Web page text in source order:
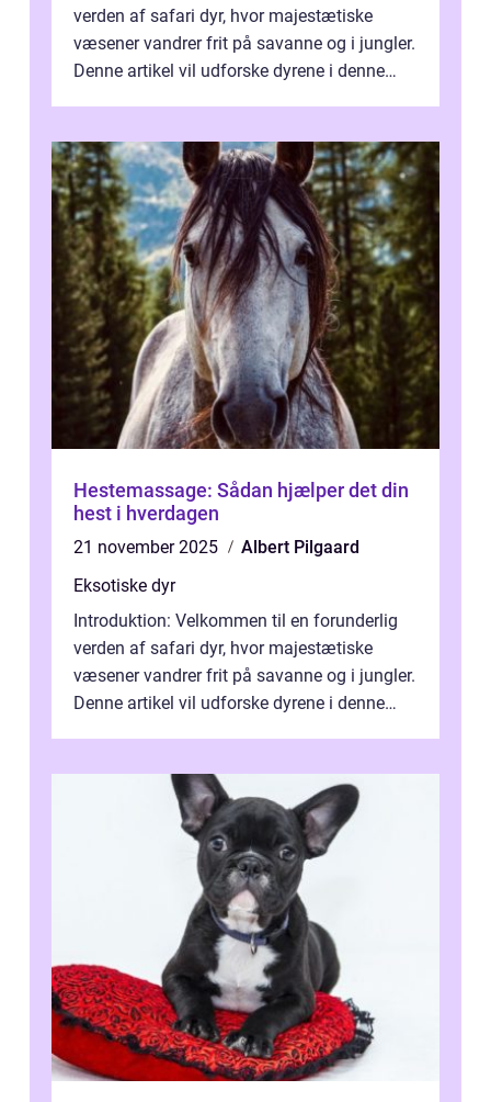
verden af safari dyr, hvor majestætiske
væsener vandrer frit på savanne og i jungler.
Denne artikel vil udforske dyrene i denne
Hestemassage: Sådan hjælper det din
hest i hverdagen
21 november 2025
Albert Pilgaard
Eksotiske dyr
Introduktion: Velkommen til en forunderlig
verden af safari dyr, hvor majestætiske
væsener vandrer frit på savanne og i jungler.
Denne artikel vil udforske dyrene i denne